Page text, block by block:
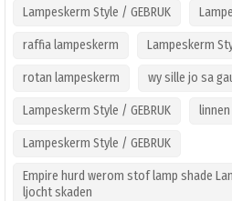
Lampeskerm Style / GEBRUK
raffia lampeskerm Lampeskerm
rotan lampeskerm wy sille jo sa
Lampeskerm Style / GEBRUK
Lampeskerm Style / GEBRUK
Empire hurd werom stof lamp shade
ljocht skaden